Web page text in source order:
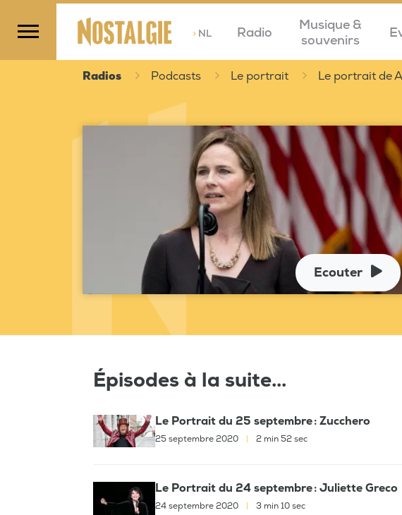
>NL Radio
Musique &
souvenirs
Radios Podcasts Le portrait Le portrait de
Ecouter
Épisodes à la suite...
Le Portrait du 25 septembre : Zucchero
25 septembre 2020 2 min 52 sec
Le Portrait du 24 septembre : Juliette Greco
24 septembre 2020 3 min 10 sec